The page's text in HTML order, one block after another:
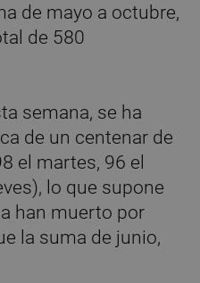
de mayo a octubre,
de 580
semana, se ha
de un centenar de
el martes, 96 el
lo que supone
han muerto por
la suma de junio,